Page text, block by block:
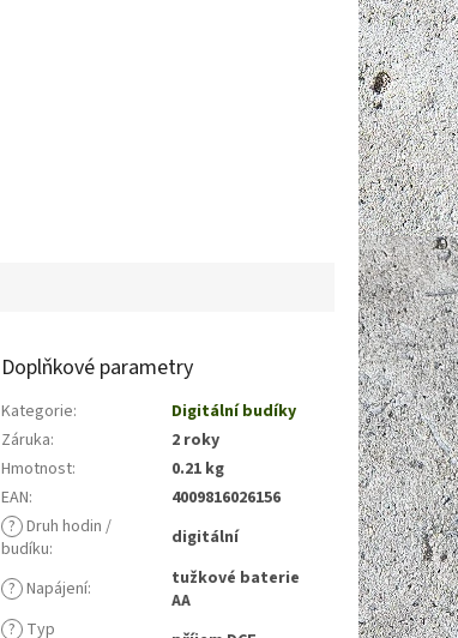
Doplňkové parametry
Kategorie:
Digitální budíky
Záruka:
2 roky
Hmotnost:
0.21 kg
EAN:
4009816026156
? Druh hodin /
budíku: digitální
? Napájení:
tužkové baterie
AA
? Typ